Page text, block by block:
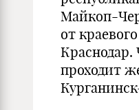
Майкоп-
от
Краснодар.
проходит